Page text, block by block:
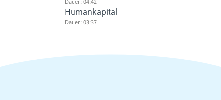
Dauer: 04:42
Humankapital
Dauer: 03:37